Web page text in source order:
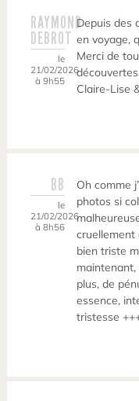
RAYMOND
DEBROT
le
21/02/2026
à 9h55
Depuis des
en voyage,
Merci de
Claire-Lise
BB
le
21/02/2026
à 8h56
Oh comme
photos si
cruellement
bien triste
maintenant,
plus, de
essence,
tristesse